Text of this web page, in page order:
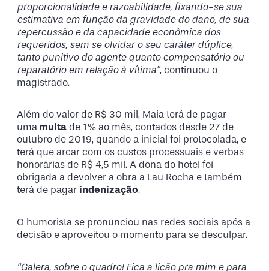
proporcionalidade e razoabilidade, fixando-se sua
estimativa em função da gravidade do dano, de sua
repercussão e da capacidade econômica dos
requeridos, sem se olvidar o seu caráter dúplice,
tanto punitivo do agente quanto compensatório ou
reparatório em relação à vítima”, continuou o
magistrado.
Além do valor de R$ 30 mil, Maia terá de pagar
uma multa de 1% ao mês, contados desde 27 de
outubro de 2019, quando a inicial foi protocolada, e
terá que arcar com os custos processuais e verbas
honorárias de R$ 4,5 mil. A dona do hotel foi
obrigada a devolver a obra a Lau Rocha e também
terá de pagar indenização.
O humorista se pronunciou nas redes sociais após a
decisão e aproveitou o momento para se desculpar.
“Galera, sobre o quadro! Fica a lição pra mim e para